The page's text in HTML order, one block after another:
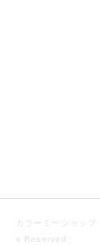
カラーミーショップ
s Reserved.